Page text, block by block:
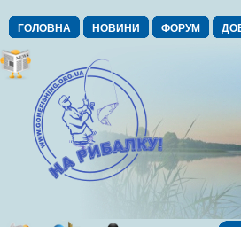
ГОЛОВНА НОВИНИ ФОРУМ